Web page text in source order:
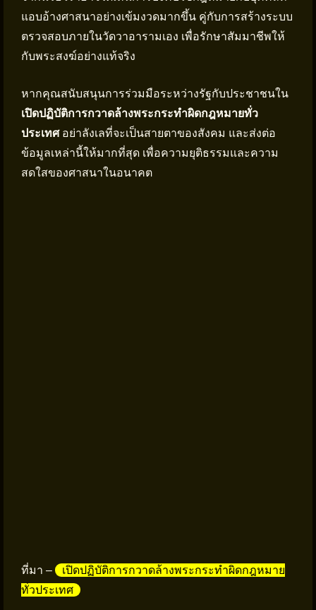
แอบอ้างศาสนาอย่างเข้มงวดมากขึ้น คู่กับการสร้างระบบ
ตรวจสอบภายในวัดวาอารามเอง เพื่อรักษาสัมมาชีพให้
กับพระสงฆ์อย่างแท้จริง
หากคุณสนับสนุนการร่วมมือระหว่างรัฐกับประชาชนใน
เปิดปฏิบัติการกวาดล้างพระกระทำผิดกฎหมายทั่ว
ประเทศอย่าลังเลที่จะเป็นสายตาของสังคม และส่งต่อ
ข้อมูลเหล่านี้ให้มากที่สุด เพื่อความยุติธรรมและความ
สดใสของศาสนาในอนาคต
ที่มา –
เปิดปฏิบัติการกวาดล้างพระกระทำผิดกฎหมาย
ทั่วประเทศ